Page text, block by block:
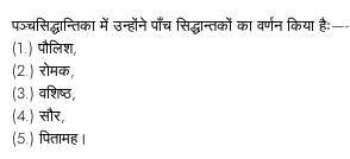
पञ्चसिद्धान्तिका में उन्होंने पाँच सिद्धान्तकों का वर्णन किया हैः—-
(1.) पौलिश,
(2.) रोमक,
(3.) वशिष्ठ,
(4.) सौर,
(5.) पितामह।